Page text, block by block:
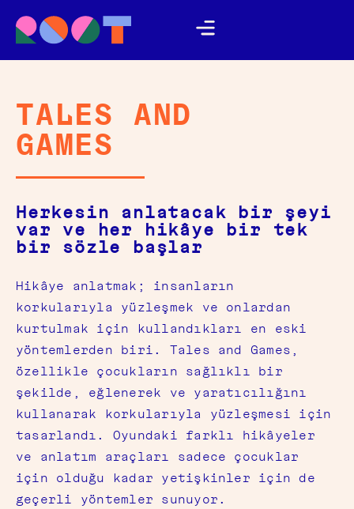
TALES AND
GAMES
Herkesin anlatacak bir şeyi
var ve her hikâye bir tek
bir sözle başlar
Hikâye anlatmak; insanların
korkularıyla yüzleşmek ve onlardan
kurtulmak için kullandıkları en eski
yöntemlerden biri. Tales and Games,
özellikle çocukların sağlıklı bir
şekilde, eğlenerek ve yaratıcılığını
kullanarak korkularıyla yüzleşmesi için
tasarlandı. Oyundaki farklı hikâyeler
ve anlatım araçları sadece çocuklar
için olduğu kadar yetişkinler için de
geçerli yöntemler sunuyor.